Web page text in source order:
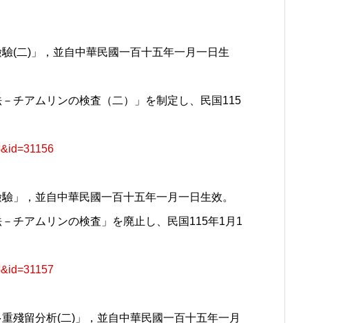
(二)」，並自中華民國一百十五年一月一日生
チアムリンの検査（二）」を制定し、民国115
」，並自中華民國一百十五年一月一日生效。
チアムリンの検査」を廃止し、民国115年1月1
殘留分析(二)」，並自中華民國一百十五年一月